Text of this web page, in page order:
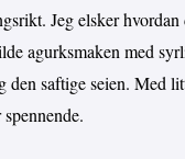
Jeg elsker hvordan
agurksmaken med
den saftige seien. Med